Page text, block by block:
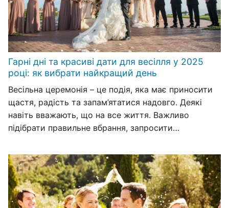
Гарні дні та красиві дати для весілля у 2025
році: як вибрати найкращий день
Весільна церемонія – це подія, яка має приносити
щастя, радість та запам’ятатися надовго. Деякі
навіть вважають, що на все життя. Важливо
підібрати правильне вбрання, запросити…